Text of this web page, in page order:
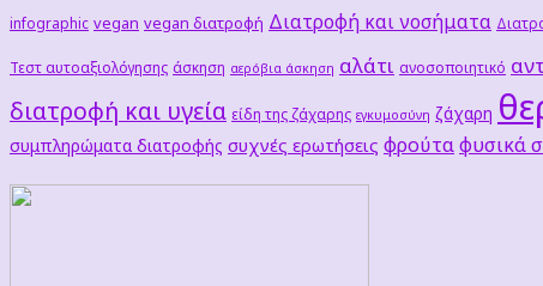
infographic vegan vegan διατροφή Διατροφή και νοσήματα
Τεστ αυτοαξιολόγησης άσκηση αερόβια άσκηση αλάτι ανοσοποιητικό
διατροφή και υγεία είδη της ζάχαρης εγκυμοσύνη ζάχαρη
συμπληρώματα διατροφής συχνές ερωτήσεις φρούταφυσικά